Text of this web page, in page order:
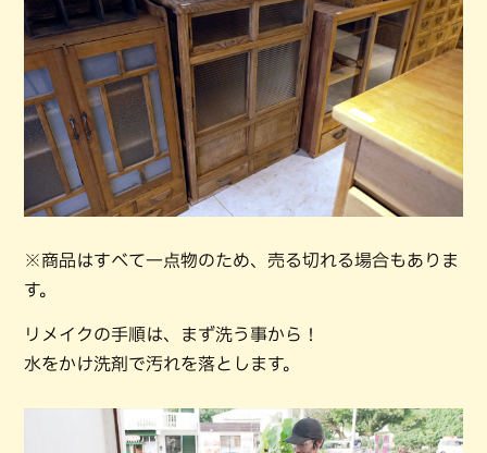
※商品はすべて一点物のため、売る切れる場合もありま
す。
リメイクの手順は、まず洗う事から！
水をかけ洗剤で汚れを落とします。